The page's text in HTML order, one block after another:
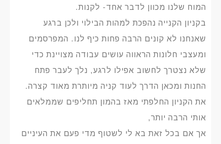
המוח שלנו מכוון לדבר אחד- לקנות.
בקניון הקנייה נהפכת למהות הבילוי ולכן ברגע
שאנחנו לא קונים הרבה פחות כיף לנו. המפרסמים
ומעצבי חלונות הראווה עושים עבודה מצויינת כדי
שלא נצטרך לחשוב אפילו לרגע, נלך לעבר פתח
החנות ומכאן הדרך לעוד קניה מיותרת מאוד קצרה.
את הקניון החלפתי מאז בהמון תחליפים שממלאים
אותי הרבה יותר,
אך אם בכל זאת בא לי לשטוף מדי פעם את העיניים